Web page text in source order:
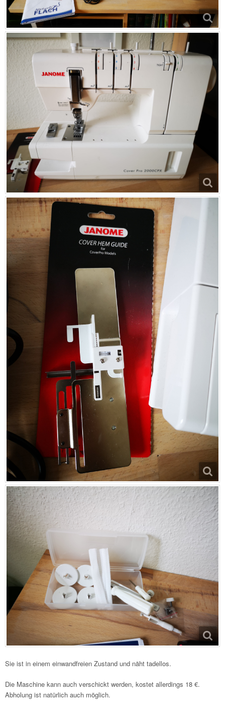
Sie ist in einem einwandfreien Zustand und näht tadellos.
Die Maschine kann auch verschickt werden, kostet allerdings 18 €.
Abholung ist natürlich auch möglich.